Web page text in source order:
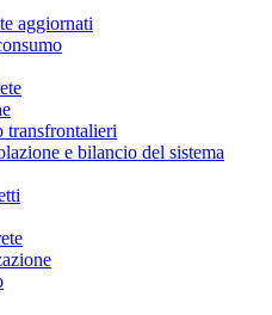
aggiornati
transfrontalieri
e bilancio del sistema